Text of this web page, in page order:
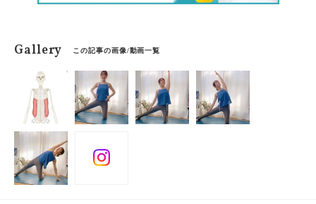
Gallery この記事の画像/動画一覧